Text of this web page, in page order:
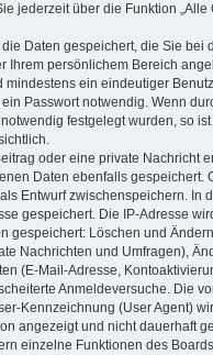
jederzeit über die Funktion „Alle
Daten gespeichert, die Sie bei
Ihrem persönlichem Bereich
mindestens ein eindeutiger
Passwort notwendig. Wenn
festgelegt wurden, so
oder eine private Nachricht
Daten ebenfalls gespeichert.
Entwurf zwischenspeichern. In
gespeichert. Die IP-Adresse
gespeichert: Löschen und
Nachrichten und Umfragen),
(E-Mail-Adresse,
Anmeldeversuche. Die
Kennzeichnung (User Agent)
angezeigt und nicht dauerhaft
einzelne Funktionen des